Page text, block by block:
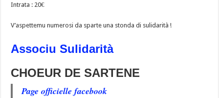
Intrata : 20€
V’aspettemu numerosi da sparte una stonda di sulidarità !
Associu Sulidarità
CHOEUR DE SARTENE
Page officielle facebook